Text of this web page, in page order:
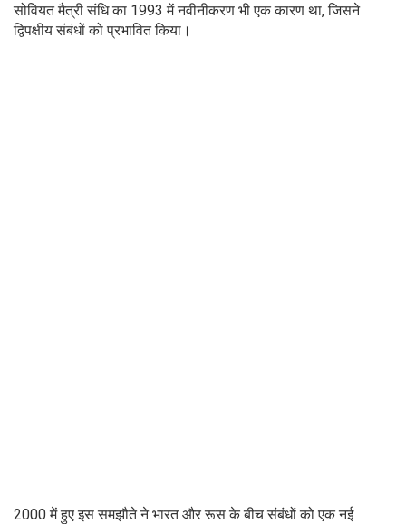
सोवियत मैत्री संधि का 1993 में नवीनीकरण भी एक कारण था, जिसने
द्विपक्षीय संबंधों को प्रभावित किया।
2000 में हुए इस समझौते ने भारत और रूस के बीच संबंधों को एक नई